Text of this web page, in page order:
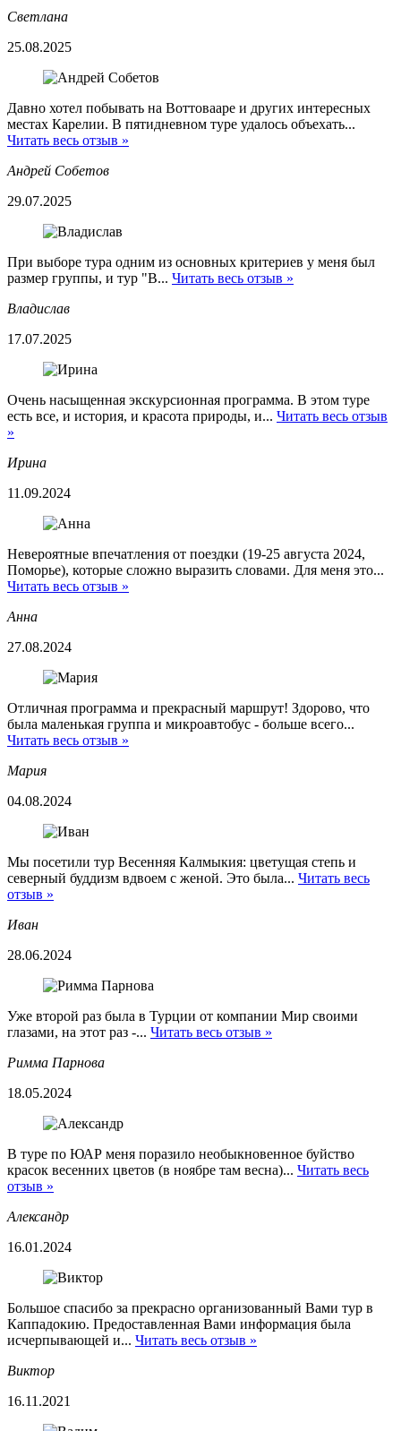
Светлана
25.08.2025
Давно хотел побывать на Воттовааре и других интересных
местах Карелии. В пятидневном туре удалось объехать...
Читать весь отзыв »
Андрей Собетов
29.07.2025
При выборе тура одним из основных критериев у меня был
размер группы, и тур "В... Читать весь отзыв »
Владислав
17.07.2025
Очень насыщенная экскурсионная программа. В этом туре
есть все, и история, и красота природы, и... Читать весь отзыв
»
Ирина
11.09.2024
Невероятные впечатления от поездки (19-25 августа 2024,
Поморье), которые сложно выразить словами. Для меня это...
Читать весь отзыв »
Анна
27.08.2024
Отличная программа и прекрасный маршрут! Здорово, что
была маленькая группа и микроавтобус - больше всего...
Читать весь отзыв »
Мария
04.08.2024
Мы посетили тур Весенняя Калмыкия: цветущая степь и
северный буддизм вдвоем с женой. Это была... Читать весь
отзыв »
Иван
28.06.2024
Уже второй раз была в Турции от компании Мир своими
глазами, на этот раз -... Читать весь отзыв »
Римма Парнова
18.05.2024
В туре по ЮАР меня поразило необыкновенное буйство
красок весенних цветов (в ноябре там весна)... Читать весь
отзыв »
Александр
16.01.2024
Большое спасибо за прекрасно организованный Вами тур в
Каппадокию. Предоставленная Вами информация была
исчерпывающей и... Читать весь отзыв »
Виктор
16.11.2021